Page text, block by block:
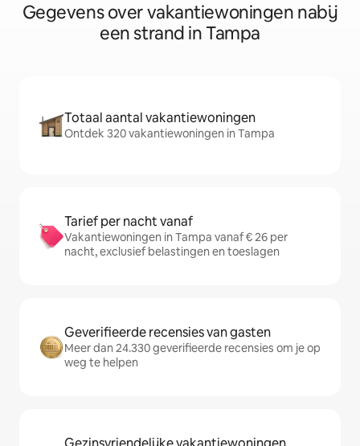
Gegevens over vakantiewoningen nabij
een strand in Tampa
Totaal aantal vakantiewoningen
Ontdek 320 vakantiewoningen in Tampa
Tarief per nacht vanaf
Vakantiewoningen in Tampa vanaf € 26 per
nacht, exclusief belastingen en toeslagen
Geverifieerde recensies van gasten
Meer dan 24.330 geverifieerde recensies om je op
weg te helpen